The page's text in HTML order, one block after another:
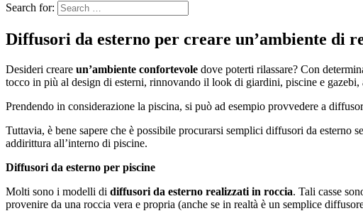
Search for:
Diffusori da esterno per creare un’ambiente di
Desideri creare un’ambiente confortevole dove poterti rilassare? Con
tocco in più al design di esterni, rinnovando il look di giardini, piscine e gazebi,
Prendendo in considerazione la piscina, si può ad esempio provvedere a
Tuttavia, è bene sapere che è possibile procurarsi semplici diffusori da esterno
addirittura all’interno di piscine.
Diffusori da esterno per piscine
Molti sono i modelli di diffusori da esterno realizzati in roccia. Tali casse
provenire da una roccia vera e propria (anche se in realtà è un semplice